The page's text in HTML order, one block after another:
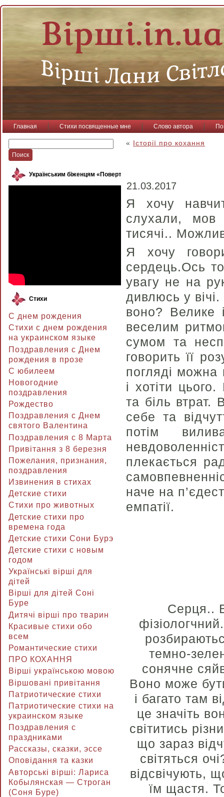
Главная Стихи посвященные мне Слово автора
Українським біженцям «Повертайся, пташко»
Стихи
С днем рождения
Стихи с днем рождения
на украинском языке
Поздравления с Днем
рождения в прозе
C юбилеем
Новогодние
поздравления
Рождество
Поздравления с Днем
святого Валентина
Поздравления с 8 Марта
Привітання з 8 березня
Пожелания, признания,
поздравления
Извинения в стихах
Детские стихи
Стихи про животных
Детские стихи про
времена года
Детские стихи Сони Бурэ
Детские стихи с новым
годом
Українські вірші для
дітей
Вірші для дітей Соні
Буре
Дитячі вірші про тварин
Красивые стихи обо
всем
Романтические стихи
ПРО КОХАННЯ
Вірші українською мовою
Віршовані привітання
Патриотические стихи
Патриотические стихи на
украинском языке
Поздравления с
праздниками
Рассказы, сказки, эссе
Оповідання та казки
Авторські вірші: Лариса
Кобылянская — Строган
(Соня Буре)
« Історії про кохання
21.03.2017
Я хочу
слухали,
тисячі..
Я хочу
сердець.Ось
увагу не на
дивлюсь у
воно? Велике
веселим
сумом та
говорить її
погляді можна
і хотіти
та біль втрат.
себе та
потім
плекається
наче на
емпатії.
Серця..
темно-
сонячне
Воно може
і багато там
це значіть
світитись
що зараз
світяться
відсвічують,
їм щастя.